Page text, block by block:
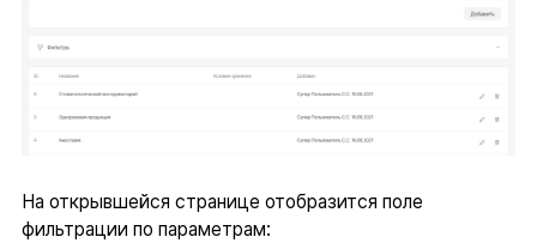
На открывшейся странице отобразится поле
фильтрации по параметрам: